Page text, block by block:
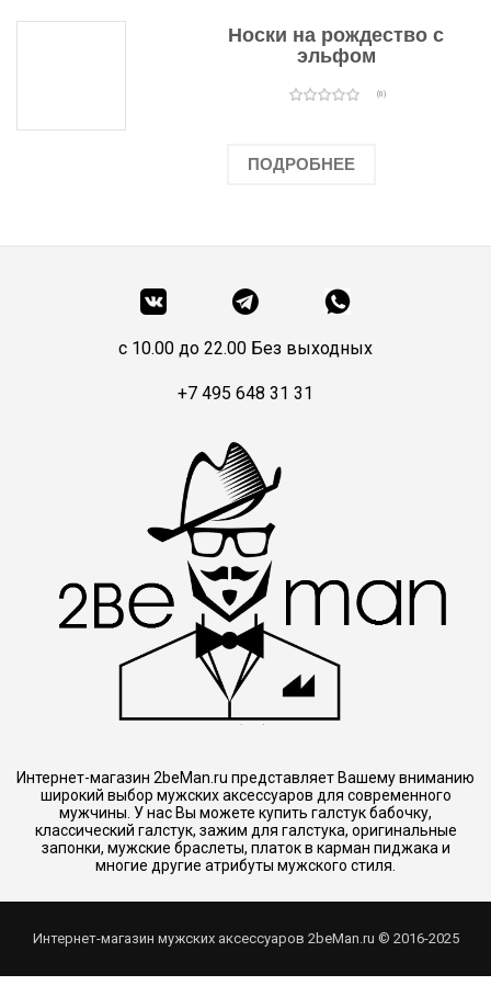
Носки на рождество с
эльфом
(0)
ПОДРОБНЕЕ
c 10.00 до 22.00 Без выходных
+7 495 648 31 31
Интернет-магазин 2beMan.ru представляет Вашему вниманию
широкий выбор мужских аксессуаров для современного
мужчины. У нас Вы можете купить галстук бабочку,
классический галстук, зажим для галстука, оригинальные
запонки, мужские браслеты, платок в карман пиджака и
многие другие атрибуты мужского стиля.
Интернет-магазин мужских аксессуаров 2beMan.ru © 2016-2025